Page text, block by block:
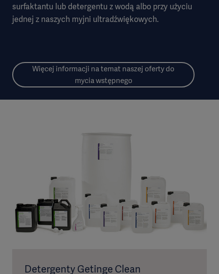
surfaktantu lub detergentu z wodą albo przy użyciu
jednej z naszych myjni ultradźwiękowych.
Więcej informacji na temat naszej oferty do
mycia wstępnego
Detergenty Getinge Clean